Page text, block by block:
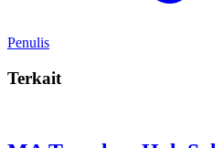
Penulis
Terkait